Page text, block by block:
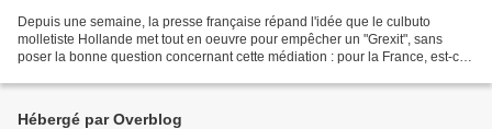
Depuis une semaine, la presse française répand l'idée que le culbuto
molletiste Hollande met tout en oeuvre pour empêcher un "Grexit", sans
poser la bonne question concernant cette médiation : pour la France, est-ce
Hébergé par Overblog